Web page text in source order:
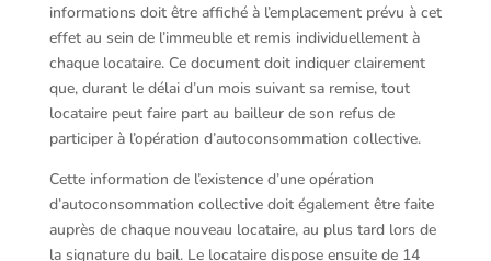
informations doit être affiché à l’emplacement prévu à cet
effet au sein de l’immeuble et remis individuellement à
chaque locataire. Ce document doit indiquer clairement
que, durant le délai d’un mois suivant sa remise, tout
locataire peut faire part au bailleur de son refus de
participer à l’opération d’autoconsommation collective.
Cette information de l’existence d’une opération
d’autoconsommation collective doit également être faite
auprès de chaque nouveau locataire, au plus tard lors de
la signature du bail. Le locataire dispose ensuite de 14